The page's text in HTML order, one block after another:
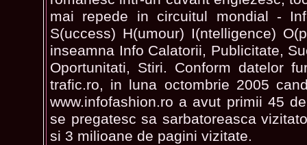
mai repede in circuitul mondial -
S(uccess) H(umour) I(ntelligence)
inseamna Info Calatorii, Publicitate,
Oportunitati, Stiri. Conform datelor
trafic.ro, in luna octombrie 2005
www.infofashion.ro a avut primii 45
se pregatesc sa sarbatoreasca
si 3 milioane de pagini vizitate.